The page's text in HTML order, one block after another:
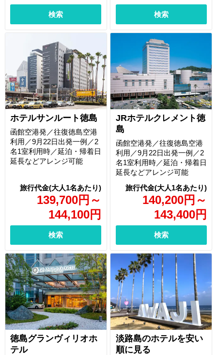
検索 検索
ホテルサンルート徳島
139,700円 ～
144,100円
函館空港発／往復徳島空港
利用／9月22日出発一例／2
名1室利用時／延泊・帰着日
延長などアレンジ可能
検索
JRホテルクレメント徳
島
140,200円 ～
143,400円
函館空港発／往復徳島空港
利用／9月22日出発一例／2
名1室利用時／延泊・帰着日
延長などアレンジ可能
検索
徳島グランヴィリオホ
テル
淡路島のホテルを安い
順に見る